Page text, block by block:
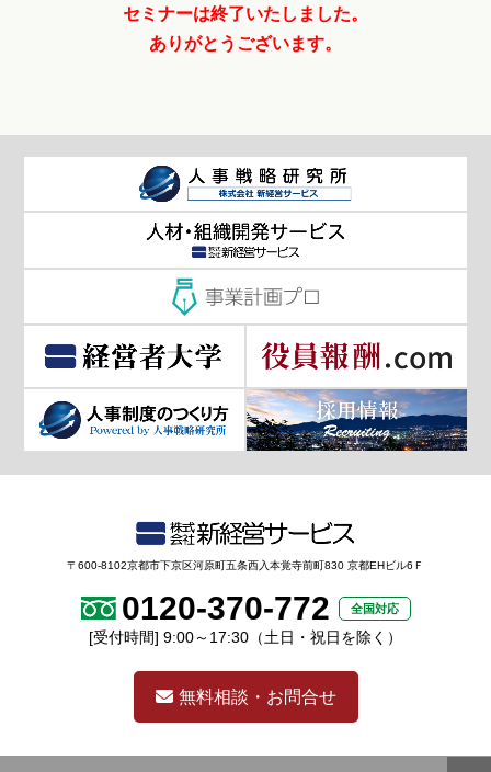
セミナーは終了いたしました。
ありがとうございます。
〒600-8102京都市下京区河原町五条西入本覚寺前町830 京都EHビル6Ｆ
0120-370-772 全国対応
[受付時間] 9:00～17:30（土日・祝日を除く）
無料相談・お問合せ